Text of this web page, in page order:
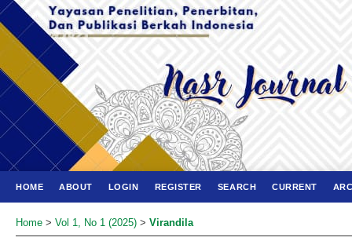
HOME ABOUT LOGIN REGISTER SEARCH CURRENT
Home > Vol 1, No 1 (2025) > Virandila